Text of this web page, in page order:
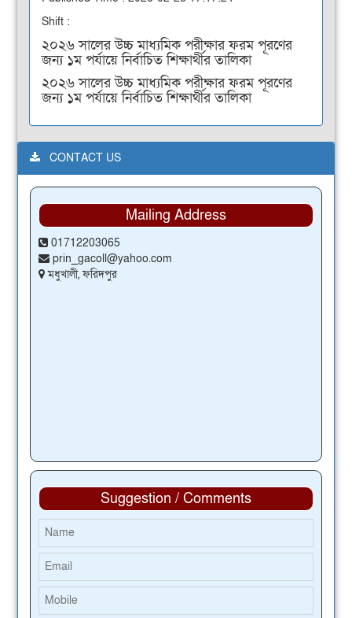
Shift :
২০২৬ সালের উচ্চ মাধ্যমিক পরীক্ষার ফরম পূরণের
জন্য ১ম পর্যায়ে নির্বাচিত শিক্ষার্থীর তালিকা
২০২৬ সালের উচ্চ মাধ্যমিক পরীক্ষার ফরম পূরণের
জন্য ১ম পর্যায়ে নির্বাচিত শিক্ষার্থীর তালিকা
CONTACT US
Mailing Address
01712203065
prin_gacoll@yahoo.com
মধুখালী, ফরিদপুর
Suggestion / Comments